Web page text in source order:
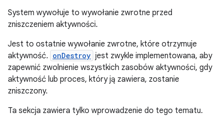
System wywołuje to wywołanie zwrotne przed
zniszczeniem aktywności.
Jest to ostatnie wywołanie zwrotne, które otrzymuje
aktywność. onDestroy jest zwykle implementowana, aby
zapewnić zwolnienie wszystkich zasobów aktywności, gdy
aktywność lub proces, który ją zawiera, zostanie
zniszczony.
Ta sekcja zawiera tylko wprowadzenie do tego tematu.